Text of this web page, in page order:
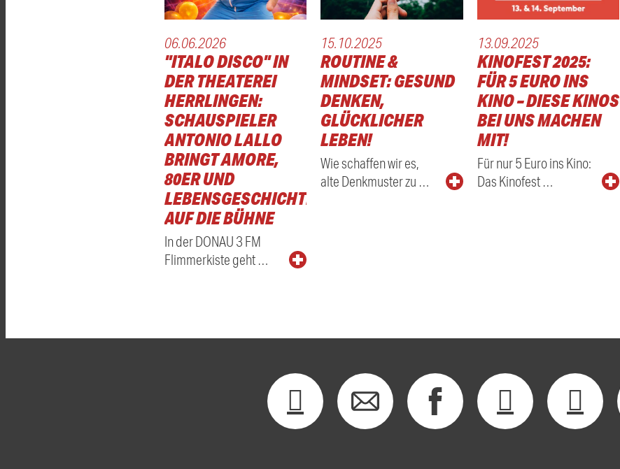
06.06.2026
"ITALO DISCO" IN
DER THEATEREI
HERRLINGEN:
SCHAUSPIELER
ANTONIO LALLO
BRINGT AMORE,
80ER UND
LEBENSGESCHICHTE
AUF DIE BÜHNE
In der DONAU 3 FM
Flimmerkiste geht …
15.10.2025
ROUTINE &
MINDSET: GESUND
DENKEN,
GLÜCKLICHER
LEBEN!
Wie schaffen wir es,
alte Denkmuster zu …
13.09.2025
KINOFEST 2025:
FÜR 5 EURO INS
KINO – DIESE KINOS
BEI UNS MACHEN
MIT!
Für nur 5 Euro ins Kino:
Das Kinofest …